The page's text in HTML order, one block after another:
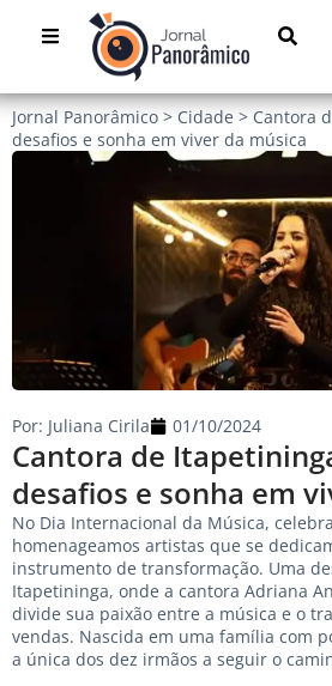
Jornal Panorâmico > Cidade > Cantora
desafios e sonha em viver da música
Cantora de
desafios e sonha em
Por: Juliana Cirila 01/10/2024
No Dia Internacional da Música,
homenageamos artistas que se
instrumento de transformação. Uma
Itapetininga, onde a cantora Adriana
divide sua paixão entre a música e o
vendas. Nascida em uma família com
a única dos dez irmãos a seguir o